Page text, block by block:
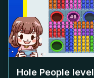
Hole People level